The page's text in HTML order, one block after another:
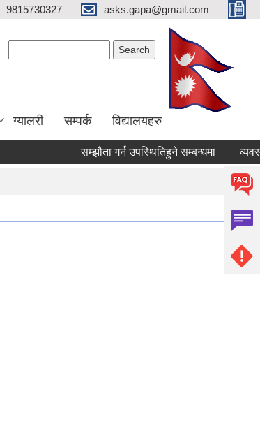
9815730327 asks.gapa@gmail.com
ग्यालरी सम्पर्क विद्यालयहरु
सम्झौता गर्न उपस्थितिहुने सम्बन्धमा